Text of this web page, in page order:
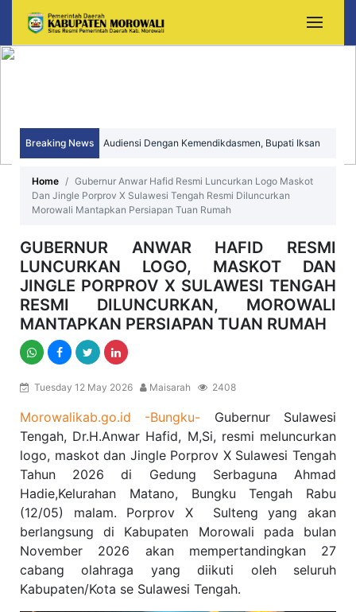
Breaking News Sekda Morowali Yusman Mahbub Hadiri Peringatan
HUT ke-15 Kecamatan Bungku Timur
Perjuangkan Peningkatan Mutu dan Pemerataan
Home
Gubernur Anwar Hafid Resmi Luncurkan Logo Maskot
Dan Jingle Porprov X Sulawesi Tengah Resmi Diluncurkan
Morowali Mantapkan Persiapan Tuan Rumah
GUBERNUR ANWAR HAFID RESMI
LUNCURKAN LOGO, MASKOT DAN
JINGLE PORPROV X SULAWESI TENGAH
RESMI DILUNCURKAN, MOROWALI
MANTAPKAN PERSIAPAN TUAN RUMAH
Tuesday 12 May 2026 Maisarah 2408
Morowalikab.go.id -Bungku- Gubernur Sulawesi
Tengah, Dr.H.Anwar Hafid, M,Si, resmi meluncurkan
logo, maskot dan Jingle Porprov X Sulawesi Tengah
Tahun 2026 di Gedung Serbaguna Ahmad
Hadie,Kelurahan Matano, Bungku Tengah Rabu
(12/05) malam. Porprov X Sulteng yang akan
berlangsung di Kabupaten Morowali pada bulan
November 2026 akan mempertandingkan 27
cabang olahraga yang diikuti oleh seluruh
Kabupaten/Kota se Sulawesi Tengah.